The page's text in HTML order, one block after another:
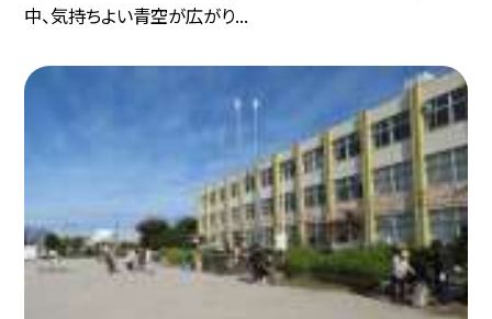
中、気持ちよい青空が広がり...